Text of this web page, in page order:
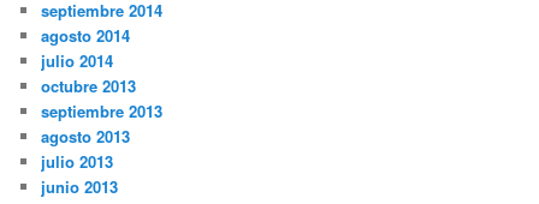
septiembre 2014
agosto 2014
julio 2014
octubre 2013
septiembre 2013
agosto 2013
julio 2013
junio 2013